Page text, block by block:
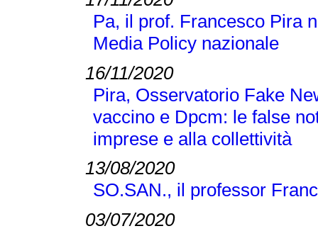
Pa, il prof. Francesco Pira
Media Policy nazionale
16/11/2020
Pira, Osservatorio Fake
vaccino e Dpcm: le false
imprese e alla collettività
13/08/2020
SO.SAN., il professor
03/07/2020